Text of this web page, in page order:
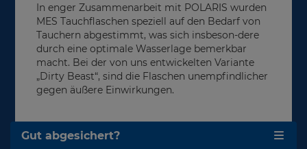
In enger Zusammenarbeit mit POLARIS wurden
MES Tauchflaschen speziell auf den Bedarf von
Tauchern abgestimmt, was sich insbeson-dere
durch eine optimale Wasserlage bemerkbar
macht. Bei der von uns entwickelten Variante
„Dirty Beast“, sind die Flaschen unempfindlicher
gegen äußere Einwirkungen.
Gut abgesichert?